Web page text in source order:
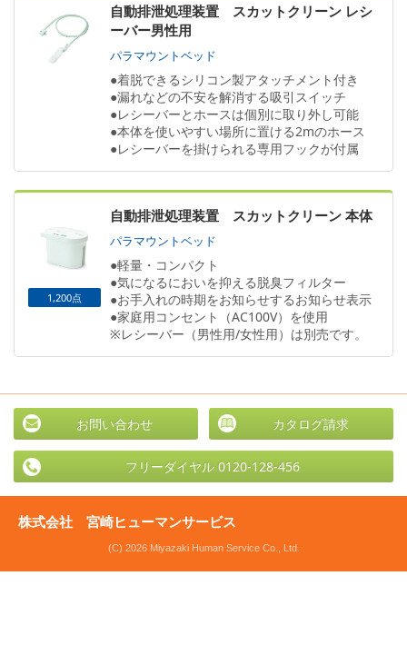
自動排泄処理装置 スカットクリーン レシ
ーバー男性用
パラマウントベッド
●着脱できるシリコン製アタッチメント付き
●漏れなどの不安を解消する吸引スイッチ
●レシーバーとホースは個別に取り外し可能
●本体を使いやすい場所に置ける2mのホース
●レシーバーを掛けられる専用フックが付属
1,200点
自動排泄処理装置 スカットクリーン 本体
パラマウントベッド
●軽量・コンパクト
●気になるにおいを抑える脱臭フィルター
●お手入れの時期をお知らせするお知らせ表示
●家庭用コンセント（AC100V）を使用
※レシーバー（男性用/女性用）は別売です。
お問い合わせ カタログ請求
フリーダイヤル 0120-128-456
株式会社 宮崎ヒューマンサービス
(C) 2026 Miyazaki Human Service Co., Ltd.